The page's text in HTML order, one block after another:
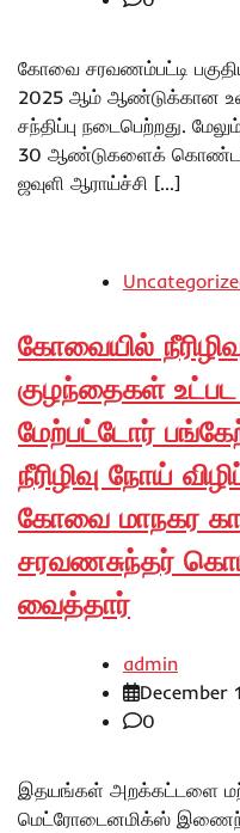
கோவை சரவணம்பட்டி
2025 ஆம் ஆண்டுக்கான
சந்திப்பு நடைபெற்றது.
30 ஆண்டுகளைக்
ஜவுளி ஆராய்ச்சி […]
கோவையில்
குழந்தைகள்
மேற்பட்டோர்
நீரிழிவு நோய்
கோவை மாநகர
சரவணசுந்தர்
வைத்தார்
admin
December
0
இதயங்கள் அறக்கட்டளை
மெட்ரோடைனமிக்ஸ்